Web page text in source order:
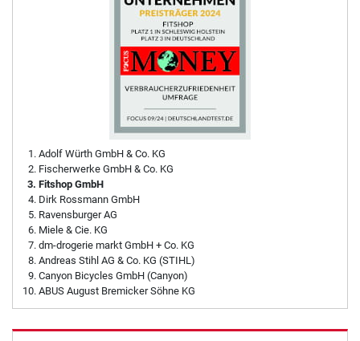
Adolf Würth GmbH & Co. KG
Fischerwerke GmbH & Co. KG
Fitshop GmbH
Dirk Rossmann GmbH
Ravensburger AG
Miele & Cie. KG
dm-drogerie markt GmbH + Co. KG
Andreas Stihl AG & Co. KG (STIHL)
Canyon Bicycles GmbH (Canyon)
ABUS August Bremicker Söhne KG